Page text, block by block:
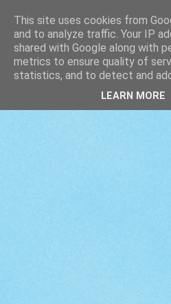
This site uses cookies from
and to analyze traffic. Your IP
shared with Google along with
metrics to ensure quality of
statistics, and to detect and
LEARN MORE